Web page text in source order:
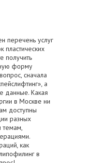
перечень услуг
пластических
получить
форму
сначала
а
данные. Какая
в Москве ни
доступны
разных
темам,
как
в